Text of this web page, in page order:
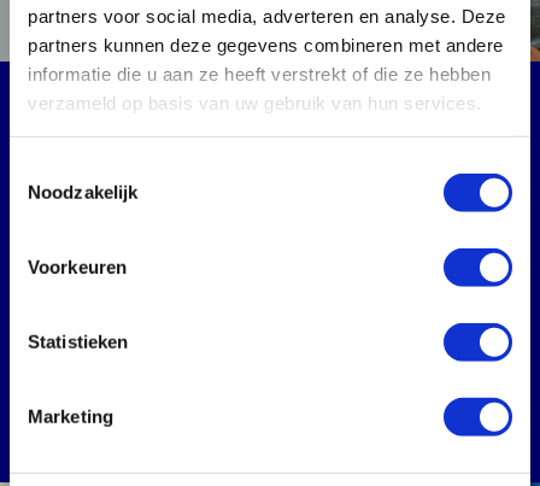
partners voor social media, adverteren en analyse. Deze
partners kunnen deze gegevens combineren met andere
informatie die u aan ze heeft verstrekt of die ze hebben
verzameld op basis van uw gebruik van hun services.
Noodzakelijk
Voorkeuren
Statistieken
Marketing
Login op je pc instellen
Ook het inloggen op de Windows-computer van je collega's
in met dezelfde MFA (multi-factor authentication) methode